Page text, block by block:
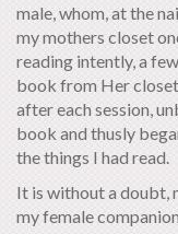
male, whom, at the
my mothers closet
reading intently, a
book from Her
after each session,
book and thusly
the things I had read.
It is without a doubt,
my female